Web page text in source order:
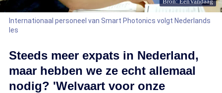
Internationaal personeel van Smart Photonics volgt Nederlands
les
Steeds meer expats in Nederland,
maar hebben we ze echt allemaal
nodig? 'Welvaart voor onze